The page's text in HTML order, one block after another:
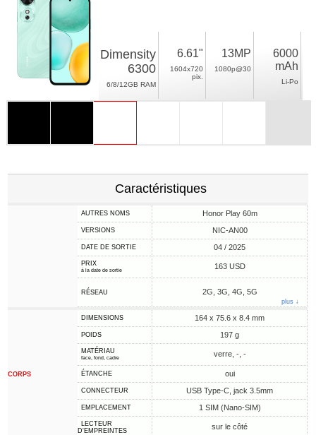
Dimensity
6300
6/8/12GB RAM
6.61"
1604x720
pix.
13MP
1080p@30
6000
mAh
Li-Po
Caractéristiques
AUTRES NOMS Honor Play 60m
VERSIONS NIC-AN00
DATE DE SORTIE 04 / 2025
PRIX
à la date de sortie 163 USD
RÉSEAU 2G, 3G, 4G, 5G
plus ↓
CORPS
DIMENSIONS 164 x 75.6 x 8.4 mm
POIDS 197 g
MATÉRIAU
face, fond, cadre verre, -, -
ÉTANCHE oui
CONNECTEUR USB Type-C, jack 3.5mm
EMPLACEMENT 1 SIM (Nano-SIM)
LECTEUR
D'EMPREINTES
sur le côté